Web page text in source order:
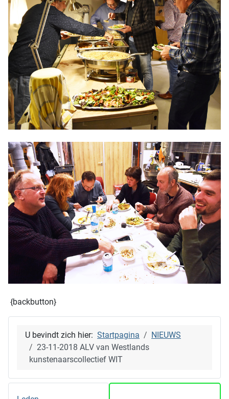
{backbutton}
U bevindt zich hier: Startpagina
NIEUWS
23-11-2018 ALV van Westlands
kunstenaarscollectief WIT